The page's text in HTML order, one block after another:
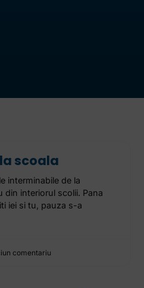
scoala
interminabile de la
din interiorul scolii. Pana
iei si tu, pauza s-a
comentariu